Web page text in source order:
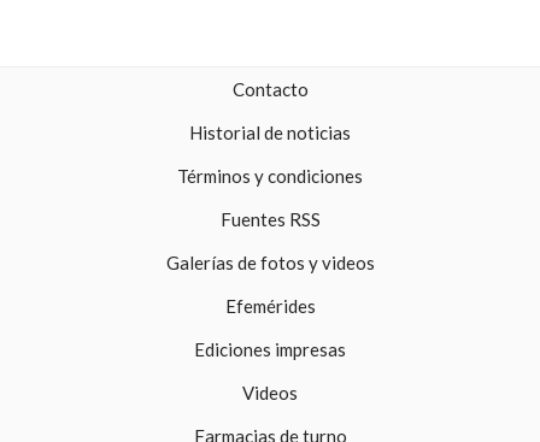
Contacto
Historial de noticias
Términos y condiciones
Fuentes RSS
Galerías de fotos y videos
Efemérides
Ediciones impresas
Videos
Farmacias de turno